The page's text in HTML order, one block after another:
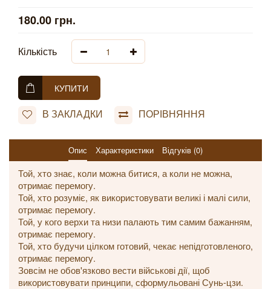
180.00 грн.
Кількість
КУПИТИ
В ЗАКЛАДКИ ПОРІВНЯННЯ
Опис Характеристики Відгуків (0)
Той, хто знає, коли можна битися, а коли не можна,
отримає перемогу.
Той, хто розуміє, як використовувати великі і малі сили,
отримає перемогу.
Той, у кого верхи та низи палають тим самим бажанням,
отримає перемогу.
Той, хто будучи цілком готовий, чекає непідготовленого,
отримає перемогу.
Зовсім не обов'язково вести військові дії, щоб
використовувати принципи, сформульовані Сунь-цзи.